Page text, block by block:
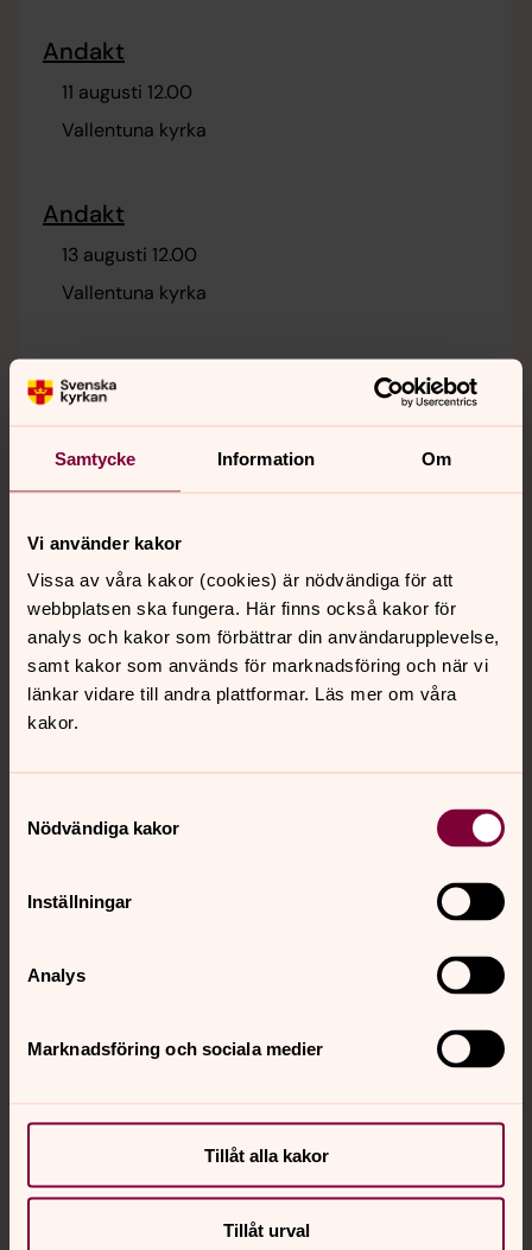
Samtycke Information Om
Vi använder kakor
Vissa av våra kakor (cookies) är nödvändiga för att
webbplatsen ska fungera. Här finns också kakor för
analys och kakor som förbättrar din användarupplevelse,
samt kakor som används för marknadsföring och när vi
länkar vidare till andra plattformar. Läs mer om våra
kakor.
Nödvändiga kakor
Inställningar
Analys
Marknadsföring och sociala medier
Tillåt alla kakor
Tillåt urval
Andakt
11 augusti 12.00
Vallentuna kyrka
Andakt
13 augusti 12.00
Vallentuna kyrka
Sommarmässa
Vallentuna kyrka
Susanna Widner, präst. Stefan Fred, musiker.
Sommarmässa
23 augusti 11.00
Vallentuna kyrka
Sara Hilding, präst. Karin Eriksrud Solén, musiker.
Kvällsmässa
Vallentuna kyrka
Sommarmässa
Vallentuna kyrka
Erik Hamdahl, präst. Ragnar Thedéen, musiker.
Kyrkkaffe.